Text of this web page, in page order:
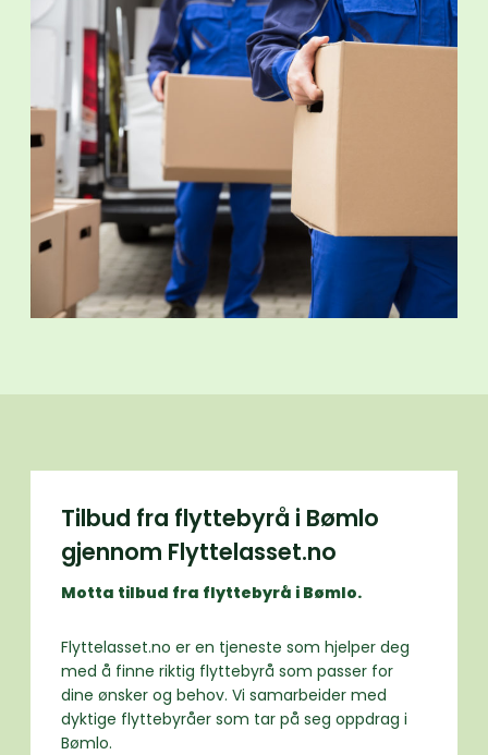
Tilbud fra flyttebyrå i Bømlo
gjennom Flyttelasset.no
Motta tilbud fra flyttebyrå i Bømlo.
Flyttelasset.no er en tjeneste som hjelper deg
med å finne riktig flyttebyrå som passer for
dine ønsker og behov. Vi samarbeider med
dyktige flyttebyråer som tar på seg oppdrag i
Bømlo.